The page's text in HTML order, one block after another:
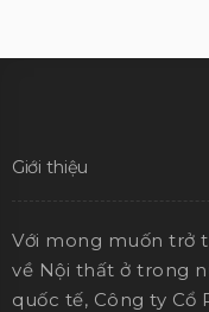
Giới thiệu
Với mong muốn trở
về Nội thất ở trong
quốc tế, Công ty Cổ